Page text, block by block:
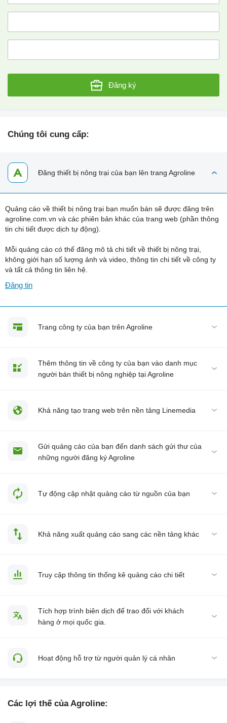
Đăng ký
Chúng tôi cung cấp:
Đăng thiết bị nông trại của bạn lên trang Agroline
Quảng cáo về thiết bị nông trại bạn muốn bán sẽ được đăng trên
agroline.com.vn và các phiên bản khác của trang web (phần thông
tin chi tiết được dịch tự động).
Mỗi quảng cáo có thể đăng mô tả chi tiết về thiết bị nông trại,
không giới hạn số lượng ảnh và video, thông tin chi tiết về công ty
và tất cả thông tin liên hệ.
Đăng tin
Trang công ty của bạn trên Agroline
Thêm thông tin về công ty của bạn vào danh mục
người bán thiết bị nông nghiệp tại Agroline
Khả năng tạo trang web trên nền tảng Linemedia
Gửi quảng cáo của bạn đến danh sách gửi thư của
những người đăng ký Agroline
Tự động cập nhật quảng cáo từ nguồn của bạn
Khả năng xuất quảng cáo sang các nền tảng khác
Truy cập thông tin thống kê quảng cáo chi tiết
Tích hợp trình biên dịch để trao đổi với khách
hàng ở mọi quốc gia.
Hoạt động hỗ trợ từ người quản lý cá nhân
Các lợi thế của Agroline: